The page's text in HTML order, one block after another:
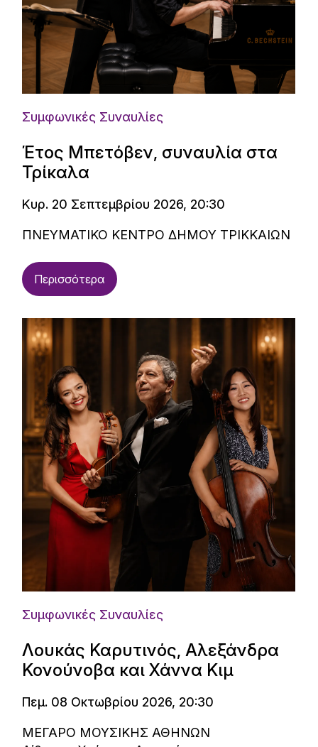
Συμφωνικές Συναυλίες
Έτος Μπετόβεν, συναυλία στα
Τρίκαλα
Κυρ. 20 Σεπτεμβρίου 2026, 20:30
ΠΝΕΥΜΑΤΙΚΟ ΚΕΝΤΡΟ ΔΗΜΟΥ ΤΡΙΚΚΑΙΩΝ
Περισσότερα
Συμφωνικές Συναυλίες
Λουκάς Καρυτινός, Αλεξάνδρα
Κονούνοβα και Χάννα Κιμ
Πεμ. 08 Οκτωβρίου 2026, 20:30
ΜΕΓΑΡΟ ΜΟΥΣΙΚΗΣ ΑΘΗΝΩΝ